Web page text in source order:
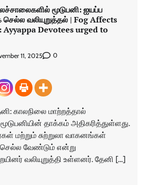
மூடுபனி: ஐயப்ப
வலியுறுத்தல் | Fog Affects
Devotees urged to
11, 2025 0
காலநிலை மாற்றத்தால்
தாக்கம் அதிகரித்துள்ளது.
மற்றும் சுற்றுலா வாகனங்கள்
வேண்டும் என்று
வலியுறுத்தி உள்ளனர். தேனி […]